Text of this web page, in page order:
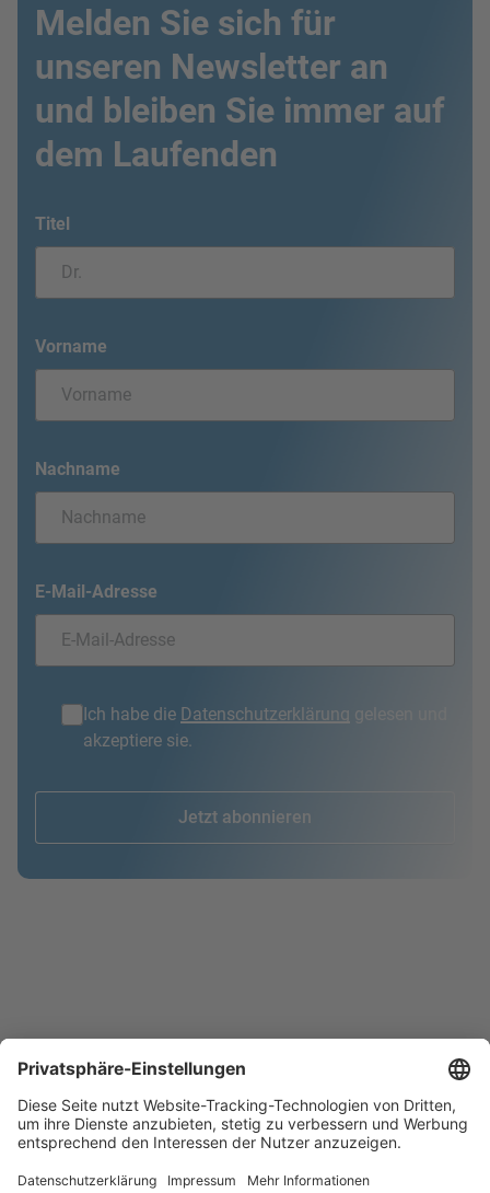
Melden Sie sich für
unseren Newsletter an
und bleiben Sie immer auf
dem Laufenden
Titel
Vorname
Nachname
E-Mail-Adresse
Ich habe die Datenschutzerklärung gelesen und
akzeptiere sie.
Jetzt abonnieren